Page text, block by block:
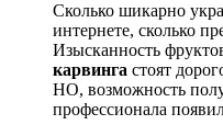
Сколько шикарно
интернете, сколько
Изысканность
карвинга стоят
НО, возможность
профессионала